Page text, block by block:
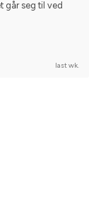
går seg til ved
last wk.